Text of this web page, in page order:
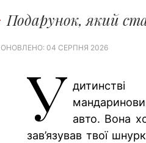
Подарунок, який
ОНОВЛЕНО: 04 СЕРПНЯ 2026
У авто. Вона
зав’язував твої